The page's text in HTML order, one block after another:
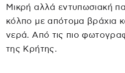
Μικρή αλλά εντυπωσιακή
κόλπο με απότομα βράχια
νερά. Από τις πιο
της Κρήτης.